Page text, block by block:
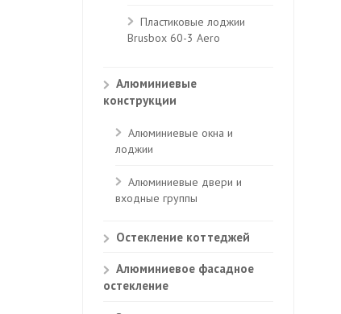
Пластиковые лоджии
Brusbox 60-3 Aero
Алюминиевые
конструкции
Алюминиевые окна и
лоджии
Алюминиевые двери и
входные группы
Остекление коттеджей
Алюминиевое фасадное
остекление